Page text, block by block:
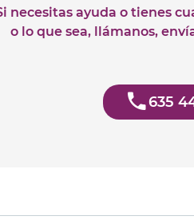
necesitas ayuda o tienes
o lo que sea, llámanos,
635